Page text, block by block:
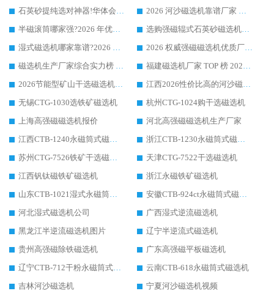
石英砂提纯选对神器!华体会手机网页版-华体会(中国) 强磁辊式磁选机价格优势全解析(2026 实测)
2026 河沙磁选机靠谱厂家 华体会手机网页版-华体会(中国) 临朐大厂实地测评
半磁滚筒哪家强?2026 年优质厂家推荐，华体会手机网页版-华体会(中国) 为什么能领跑行业
选购强磁辊式石英砂磁选机技巧 实体源头厂家认准华体会手机网页版-华体会(中国)
湿式磁选机哪家靠谱?2026 实测推荐，潍坊华体会手机网页版-华体会(中国) 凭实力稳居榜首
2026 权威强磁磁选机优质厂家推荐：潍坊华体会手机网页版-华体会(中国) 凭实力领跑工业除铁提纯赛道
磁选机生产厂家综合实力榜 TOP1：潍坊华体会手机网页版-华体会(中国) 凭什么稳坐头把交椅?
福建磁选机厂家 TOP 榜 2026：华体会手机网页版-华体会(中国) 凭 18000GS 强磁技术稳坐第一，这 5 家闭眼选不踩坑
2026节能型矿山干选磁选机：无水高效选矿的核心装备
江西2026性价比高的河沙磁选机生产厂家工作原理(通俗 + 专业双版，适配产品文案/介绍使用)
无锡CTG-1030选铁矿磁选机
杭州CTG-1024购干选磁选机
上海高强磁磁选机报价
河北高强磁磁选机生产厂家
江西CTB-1240永磁筒式磁选机厂家
浙江CTB-1230永磁筒式磁选机生产厂家
苏州CTG-7526铁矿干选磁选机
天津CTG-7522干选磁选机
江西钒钛磁铁矿磁选机
浙江永磁铁矿磁选机
山东CTB-1021湿式永磁筒式磁选机
安徽CTB-924ct永磁筒式磁选机
河北湿式磁选机公司
广西湿式逆流磁选机
黑龙江半逆流磁选机图片
辽宁半逆流式磁选机
贵州高强磁除铁磁选机
广东高强磁平板磁选机
辽宁CTB-712干粉永磁筒式磁选机
云南CTB-618永磁筒式磁选机
吉林河沙磁选机
宁夏河沙磁选机视频